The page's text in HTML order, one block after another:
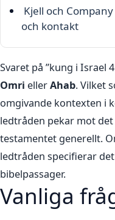
Kjell och
och kontakt
Svaret på ”kung i Israel
Omri ellerAhab. Vilket
omgivande kontexten i
ledtråden pekar mot
testamentet generellt.
ledtråden specifierar
bibelpassager.
Vanliga